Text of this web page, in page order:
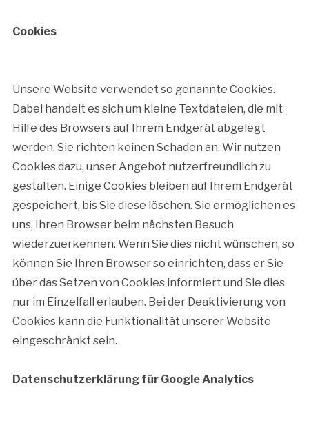
Cookies
Unsere Website verwendet so genannte Cookies.
Dabei handelt es sich um kleine Textdateien, die mit
Hilfe des Browsers auf Ihrem Endgerät abgelegt
werden. Sie richten keinen Schaden an. Wir nutzen
Cookies dazu, unser Angebot nutzerfreundlich zu
gestalten. Einige Cookies bleiben auf Ihrem Endgerät
gespeichert, bis Sie diese löschen. Sie ermöglichen es
uns, Ihren Browser beim nächsten Besuch
wiederzuerkennen. Wenn Sie dies nicht wünschen, so
können Sie Ihren Browser so einrichten, dass er Sie
über das Setzen von Cookies informiert und Sie dies
nur im Einzelfall erlauben. Bei der Deaktivierung von
Cookies kann die Funktionalität unserer Website
eingeschränkt sein.
Datenschutzerklärung für Google Analytics